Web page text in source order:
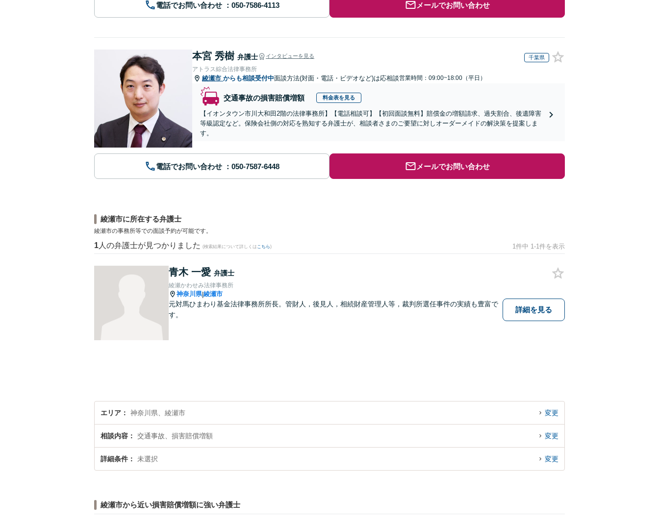
電話でお問い合わせ メールでお問い合わせ
本宮 秀樹 弁護士 インタビューを見る 千葉県
アトラス綜合法律事務所
綾瀬市 からも相談受付中面談方法(対面・電話・ビデオなど)は応相談営業時間：09:00~18:00（平日）
交通事故の損害賠償増額 料金表を見る
【イオンタウン市川大和田2階の法律事務所】【電話相談可】【初回面談無料】賠償金の増額請求、過失割合、後遺障害
等級認定など。保険会社側の対応を熟知する弁護士が、相談者さまのご要望に対しオーダーメイドの解決策を提案しま
す。
電話でお問い合わせ メールでお問い合わせ
綾瀬市に所在する弁護士
綾瀬市の事務所等での面談予約が可能です。
1 人の弁護士が見つかりました (検索結果について詳しくは こちら) 1件中 1-1件を表示
青木 一愛 弁護士
綾瀬かわせみ法律事務所
神奈川県|綾瀬市
元対馬ひまわり基金法律事務所所長。管財人，後見人，相続財産管理人等，裁判所選任事件の実績も豊富で
す。
詳細を見る
エリア 神奈川県、綾瀬市 変更
相談内容 交通事故、損害賠償増額 変更
詳細条件 未選択 変更
綾瀬市から近い損害賠償増額に強い弁護士